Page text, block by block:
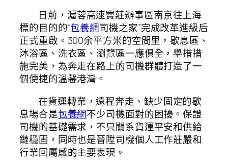
日前，滬蓉高速竇莊辦事區南京往上海
標的目的的“包養網司機之家”完成改革進級后
正式重啟。300余平方米的空間里，歇息區、
沐浴區、洗衣區、瀏覽區一應俱全，舉措措
施完美，為奔走在路上的司機群體打造了一
個便捷的溫馨港灣。
在貨運轉業，遠程奔走、缺少固定的歇
息場合是包養網不少司機面對的困擾。保證
司機的基礎需求，不只關系貨運平安和供給
鏈穩固，同時也是晉陞司機個人工作莊嚴和
行業回屬感的主要表現。